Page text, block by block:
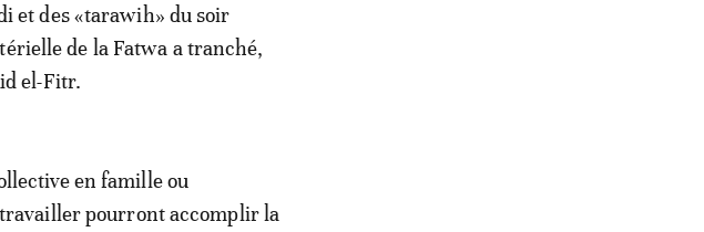
et des «tarawih» du soir
de la Fatwa a tranché,
el-Fitr.
en famille ou
pourront accomplir la